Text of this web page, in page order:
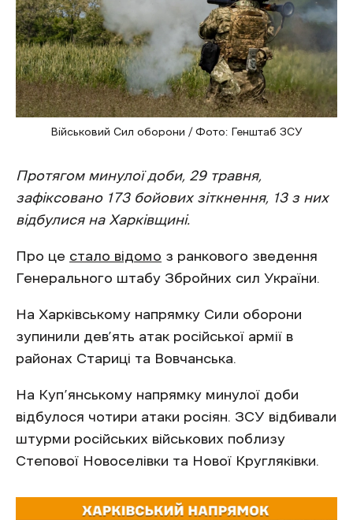
Військовий Сил оборони / Фото: Генштаб ЗСУ
Протягом минулої доби, 29 травня,
зафіксовано 173 бойових зіткнення, 13 з них
відбулися на Харківщині.
Про це стало відомо з ранкового зведення
Генерального штабу Збройних сил України.
На Харківському напрямку Сили оборони
зупинили дев’ять атак російської армії в
районах Стариці та Вовчанська.
На Куп’янському напрямку минулої доби
відбулося чотири атаки росіян. ЗСУ відбивали
штурми російських військових поблизу
Степової Новоселівки та Нової Кругляківки.